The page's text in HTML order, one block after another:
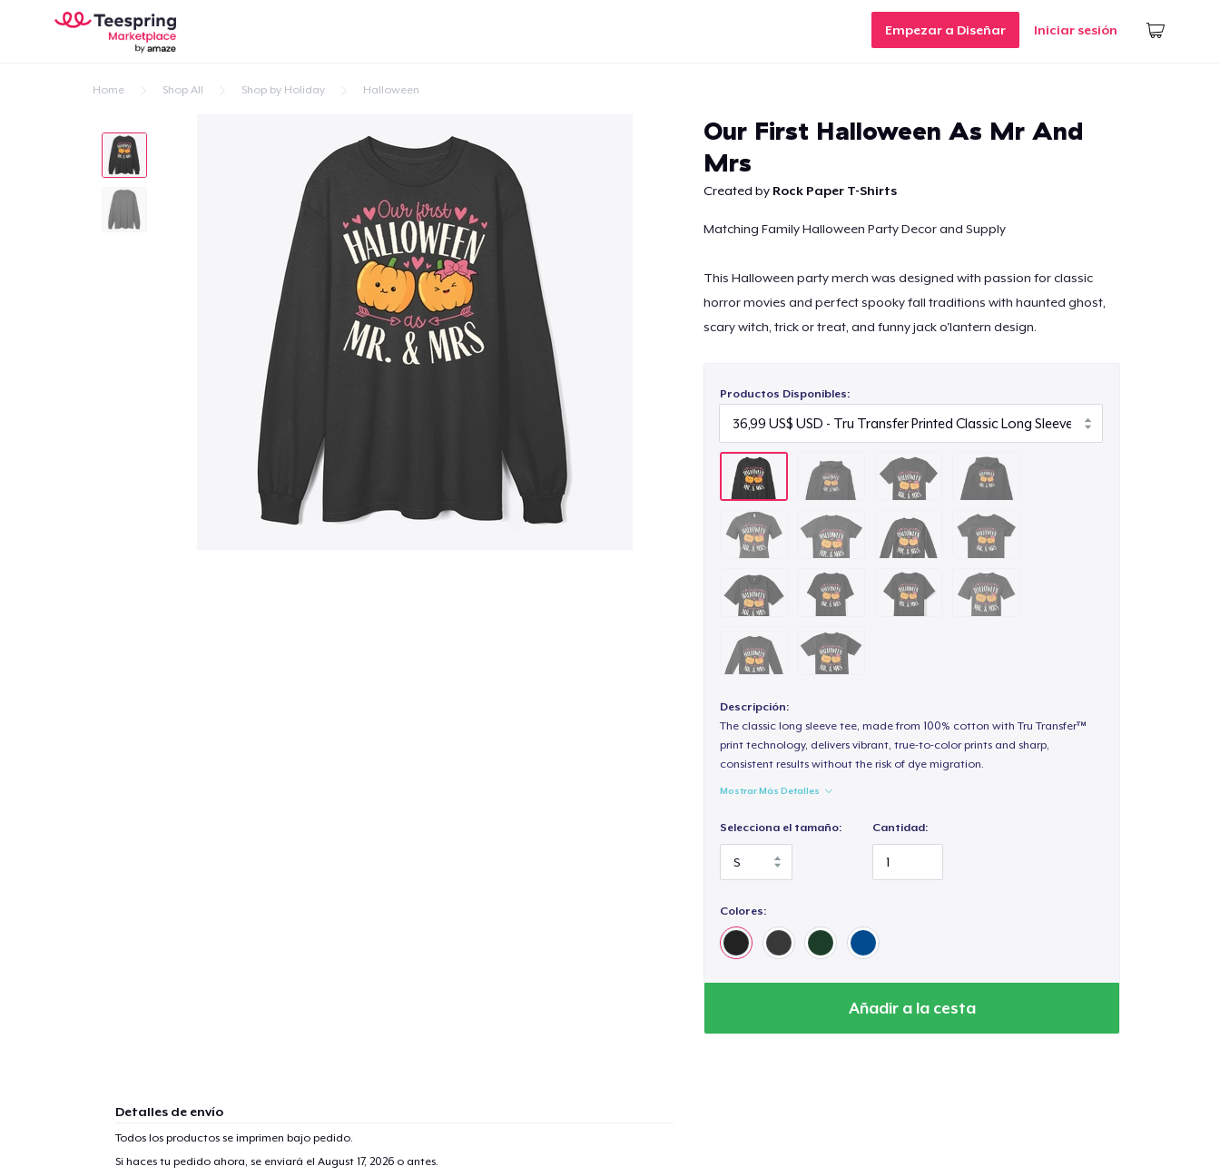
Empezar a Diseñar Iniciar sesión
Home Shop All Shop by Holiday Halloween
Our First Halloween As Mr And
Mrs
Created by Rock Paper T-Shirts
Matching Family Halloween Party Decor and Supply
This Halloween party merch was designed with passion for classic
horror movies and perfect spooky fall traditions with haunted ghost,
scary witch, trick or treat, and funny jack o'lantern design.
Productos Disponibles:
Descripción:
The classic long sleeve tee, made from 100% cotton with Tru Transfer™
print technology, delivers vibrant, true-to-color prints and sharp,
consistent results without the risk of dye migration.
Mostrar Más Detalles
Selecciona el tamaño: Cantidad:
Colores:
Añadir a la cesta
Detalles de envío
Todos los productos se imprimen bajo pedido.
Si haces tu pedido ahora, se enviará el August 17, 2026o antes.